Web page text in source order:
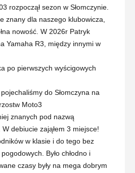
rozpoczął sezon w Słomczynie.
znany dla naszego klubowicza,
nowość. W 2026r Patryk
Yamaha R3, między innymi w
po pierwszych wyścigowych
do Słomczyna na
Moto3
znanych pod nazwą
debiucie zająłem 3 miejsce!
w klasie i do tego bez
Było chłodno i
czasy były na mega dobrym